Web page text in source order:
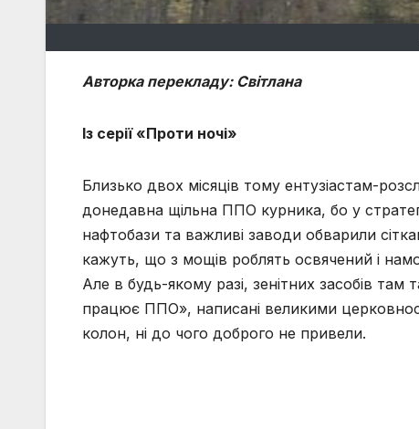
Авторка перекладу: Світлана
Із серії «Проти ночі»
Близько двох місяців тому ентузіастам-
донедавна щільна ППО курника, бо у
нафтобази та важливі заводи обварили
кажуть, що з мощів роблять освячений і
Але в будь-якому разі, зенітних засобів там
працює ППО», написані великими
колон, ні до чого доброго не привели.